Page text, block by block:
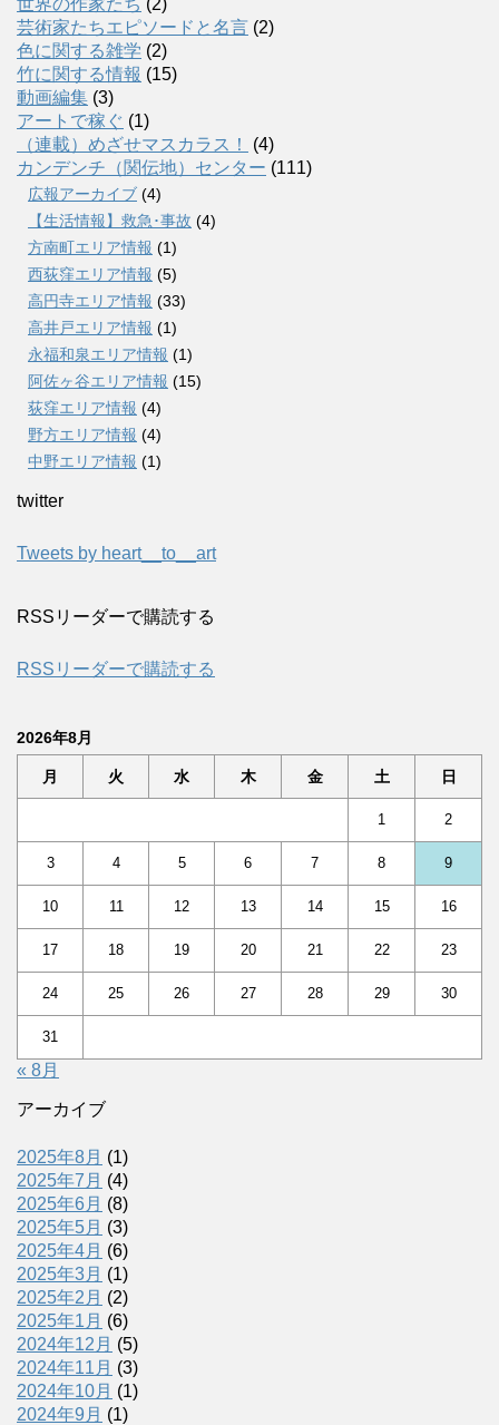
芸術家たちエピソードと名言 (2)
色に関する雑学 (2)
竹に関する情報 (15)
動画編集 (3)
アートで稼ぐ (1)
（連載）めざせマスカラス！
(4)
カンデンチ（関伝地）センター (111)
広報アーカイブ (4)
【生活情報】救急･事故 (4)
方南町エリア情報 (1)
西荻窪エリア情報 (5)
高円寺エリア情報 (33)
高井戸エリア情報 (1)
永福和泉エリア情報 (1)
阿佐ヶ谷エリア情報 (15)
荻窪エリア情報 (4)
野方エリア情報 (4)
中野エリア情報 (1)
twitter
Tweets by heart__to__art
RSSリーダーで購読する
RSSリーダーで購読する
2026年8月
月 火 水 木 金 土 日
1 2
3 4 5 6 7 8 9
10 11 12 13 14 15 16
17 18 19 20 21 22 23
24 25 26 27 28 29 30
31
« 8月
アーカイブ
2025年8月 (1)
2025年7月 (4)
2025年6月 (8)
2025年5月 (3)
2025年4月 (6)
2025年3月 (1)
2025年2月 (2)
2025年1月 (6)
2024年12月 (5)
2024年11月 (3)
2024年10月 (1)
2024年9月 (1)